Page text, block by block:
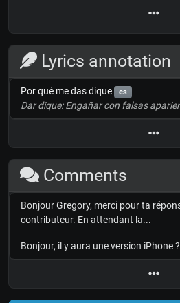
Lyrics annotation
Por qué me das dique es
Dar dique: Engañar con falsas
Comments
Bonjour Gregory, merci pour ta
contributeur. En attendant la...
Bonjour, il y aura une version iPhone ?